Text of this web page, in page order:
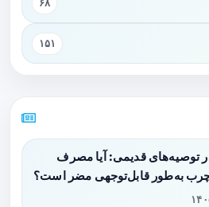
۶۸
۱۵۱
توصیه‌های قدیمی: آیا مصرف
به‌طور قابل‌توجهی مضر است؟
۱۹